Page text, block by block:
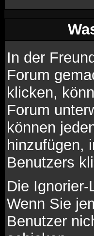
In der
Forum
klicken,
Forum
können
hinzufügen,
Benutzers
Die
Wenn Sie
Benutzer